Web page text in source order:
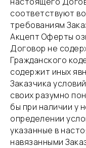
соответствуют
требованиям
Акцепт Оферты
Договор не
Гражданского
содержит иных
Заказчика
своих разумно
бы при наличии у
определении
указанные в
навязанными